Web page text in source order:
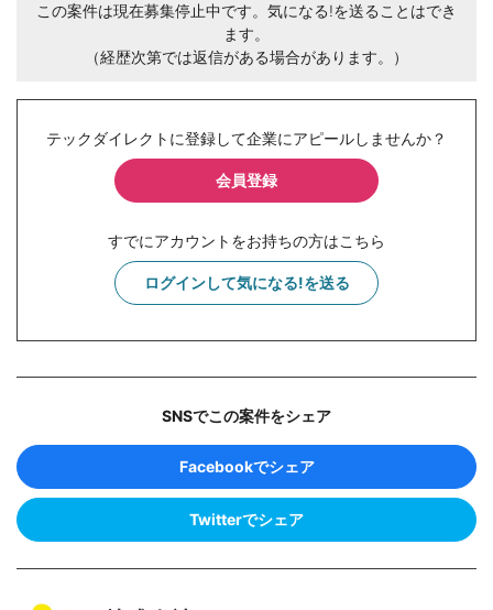
この案件は現在募集停止中です。気になる!を送ることはでき
ます。
（経歴次第では返信がある場合があります。）
テックダイレクトに登録して企業にアピールしませんか？
会員登録
すでにアカウントをお持ちの方はこちら
ログインして気になる!を送る
SNSでこの案件をシェア
Facebookでシェア
Twitterでシェア